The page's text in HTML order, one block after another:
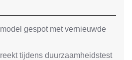
gespot met vernieuwde
tijdens duurzaamheidstest